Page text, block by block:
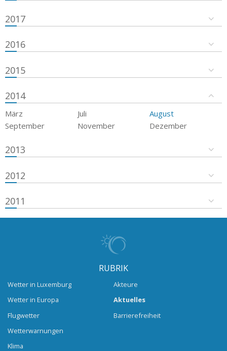
2017
2016
2015
2014
März Juli
August
September
November Dezember
2013
2012
2011
RUBRIK
Wetter in Luxemburg
Wetter in Europa
Flugwetter
Wetterwarnungen
Klima
Akteure
Aktuelles
Barrierefreiheit